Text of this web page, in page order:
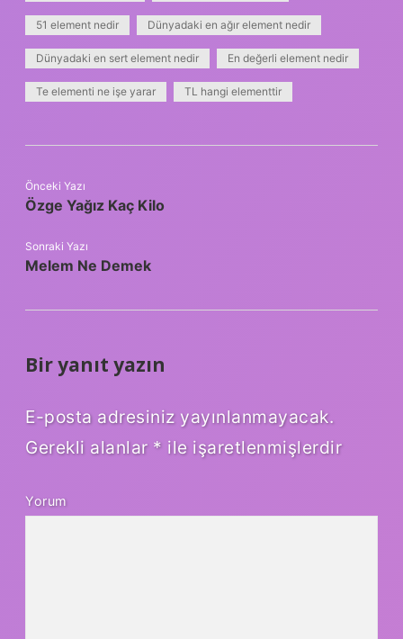
51 element nedir Dünyadaki en ağır element nedir
Dünyadaki en sert element nedir En değerli element nedir
Te elementi ne işe yarar TL hangi elementtir
Önceki Yazı
Özge Yağız Kaç Kilo
Sonraki Yazı
Melem Ne Demek
Bir yanıt yazın
E-posta adresiniz yayınlanmayacak.
Gerekli alanlar * ile işaretlenmişlerdir
Yorum